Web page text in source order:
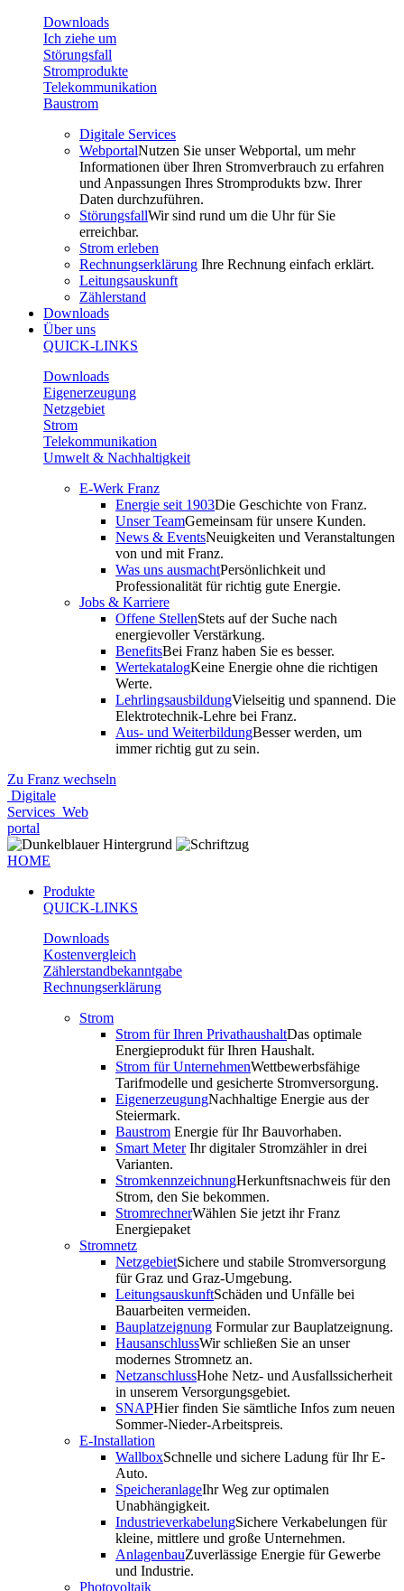
Downloads
Ich ziehe um
Störungsfall
Stromprodukte
Telekommunikation
Baustrom
Digitale Services
WebportalNutzen Sie unser Webportal, um mehr
Informationen über Ihren Stromverbrauch zu erfahren
und Anpassungen Ihres Stromprodukts bzw. Ihrer
Daten durchzuführen.
StörungsfallWir sind rund um die Uhr für Sie
erreichbar.
Strom erleben
Rechnungserklärung Ihre Rechnung einfach erklärt.
Leitungsauskunft
Zählerstand
Downloads
Über uns
QUICK-LINKS
Downloads
Eigenerzeugung
Netzgebiet
Strom
Telekommunikation
Umwelt & Nachhaltigkeit
E-Werk Franz
Energie seit 1903Die Geschichte von Franz.
Unser TeamGemeinsam für unsere Kunden.
News & EventsNeuigkeiten und Veranstaltungen
von und mit Franz.
Was uns ausmachtPersönlichkeit und
Professionalität für richtig gute Energie.
Jobs & Karriere
Offene StellenStets auf der Suche nach
energievoller Verstärkung.
BenefitsBei Franz haben Sie es besser.
WertekatalogKeine Energie ohne die richtigen
Werte.
LehrlingsausbildungVielseitig und spannend. Die
Elektrotechnik-Lehre bei Franz.
Aus- und WeiterbildungBesser werden, um
immer richtig gut zu sein.
Zu Franz wechseln
Digitale
Services Web
portal
HOME
Produkte
QUICK-LINKS
Downloads
Kostenvergleich
Zählerstandbekanntgabe
Rechnungserklärung
Strom
Strom für Ihren PrivathaushaltDas optimale
Energieprodukt für Ihren Haushalt.
Strom für UnternehmenWettbewerbsfähige
Tarifmodelle und gesicherte Stromversorgung.
EigenerzeugungNachhaltige Energie aus der
Steiermark.
Baustrom Energie für Ihr Bauvorhaben.
Smart MeterIhr digitaler Stromzähler in drei
Varianten.
StromkennzeichnungHerkunftsnachweis für den
Strom, den Sie bekommen.
StromrechnerWählen Sie jetzt ihr Franz
Energiepaket
Stromnetz
NetzgebietSichere und stabile Stromversorgung
für Graz und Graz-Umgebung.
LeitungsauskunftSchäden und Unfälle bei
Bauarbeiten vermeiden.
Bauplatzeignung Formular zur Bauplatzeignung.
HausanschlussWir schließen Sie an unser
modernes Stromnetz an.
NetzanschlussHohe Netz- und Ausfallssicherheit
in unserem Versorgungsgebiet.
SNAPHier finden Sie sämtliche Infos zum neuen
Sommer-Nieder-Arbeitspreis.
E-Installation
WallboxSchnelle und sichere Ladung für Ihr E-
Auto.
SpeicheranlageIhr Weg zur optimalen
Unabhängigkeit.
IndustrieverkabelungSichere Verkabelungen für
kleine, mittlere und große Unternehmen.
AnlagenbauZuverlässige Energie für Gewerbe
und Industrie.
Photovoltaik